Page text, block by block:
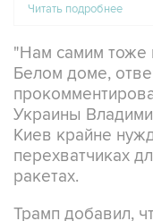
Читать подробнее
"Нам самим тоже
Белом доме,
Украины
Киев крайне
перехватчиках
ракетах.
Трамп добавил,